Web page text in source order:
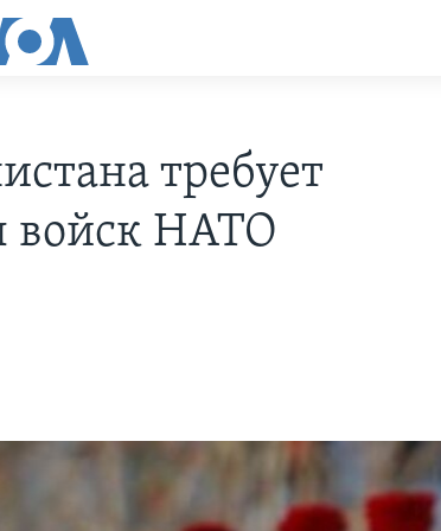
требует
войск НАТО